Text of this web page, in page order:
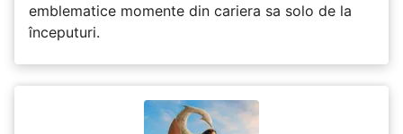
emblematice momente din cariera sa solo de la
începuturi.